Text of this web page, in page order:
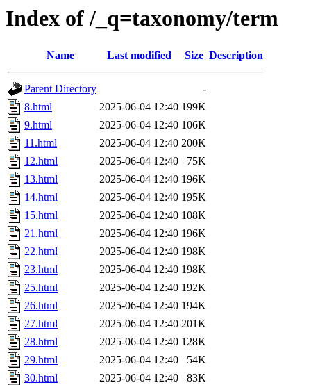
Index of /_q=taxonomy/term
Name Last modified Size Description
Parent Directory
-
8.html
2025-06-04 12:40 199K
9.html
2025-06-04 12:40 106K
11.html
2025-06-04 12:40 200K
12.html
2025-06-04 12:40
75K
13.html
2025-06-04 12:40 196K
14.html
2025-06-04 12:40 195K
15.html
2025-06-04 12:40 108K
21.html
2025-06-04 12:40 196K
22.html
2025-06-04 12:40 198K
23.html
2025-06-04 12:40 198K
25.html
2025-06-04 12:40 192K
26.html
2025-06-04 12:40 194K
27.html
2025-06-04 12:40 201K
28.html
2025-06-04 12:40 128K
29.html
2025-06-04 12:40
54K
30.html
2025-06-04 12:40
83K